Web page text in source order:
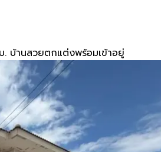
. บ้านสวยตกแต่งพร้อมเข้าอยู่